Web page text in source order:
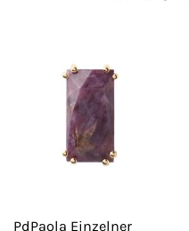
PdPaola Einzelner